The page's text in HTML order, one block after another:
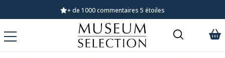
+ de 1000 commentaires 5 étoiles